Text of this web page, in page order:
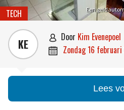
Een
TECH
KE  door Kim Evenepoel
 zondag 16
Lees